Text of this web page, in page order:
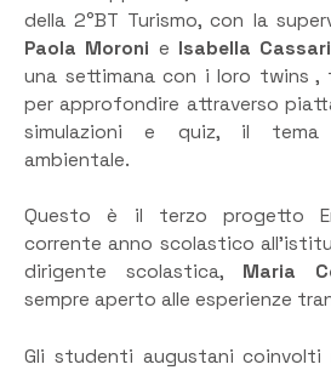
della 2°BT Turismo, con la
Paola Moroni e Isabella
una settimana con i loro twins
per approfondire attraverso
simulazioni e quiz, il tema
ambientale.
Questo è il terzo progetto
corrente anno scolastico
dirigente scolastica, Maria
sempre aperto alle esperienze
Gli studenti augustani coinvolti